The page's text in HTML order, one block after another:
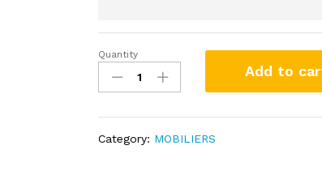
Label
Armoire
Importée
Battants
Quantity
Add to
Category: MOBILIERS